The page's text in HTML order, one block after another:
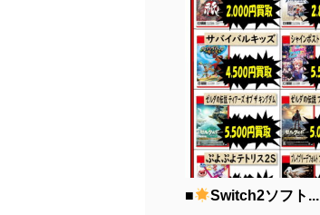
■ Switch2ソフト...